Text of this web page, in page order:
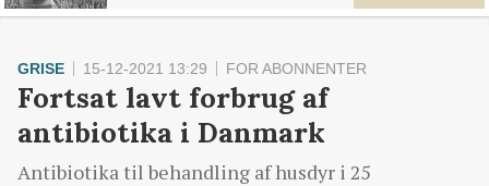
GRISE 15-12-2021 13:29 FOR ABONNENTER
Fortsat lavt forbrug af
antibiotika i Danmark
Antibiotika til behandling af husdyr i 25